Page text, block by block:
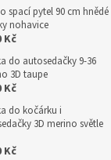
spací pytel 90 cm hnědé
nohavice
Kč
do autosedačky 9-36
3D taupe
Kč
do kočárku i
3D merino světle
Kč